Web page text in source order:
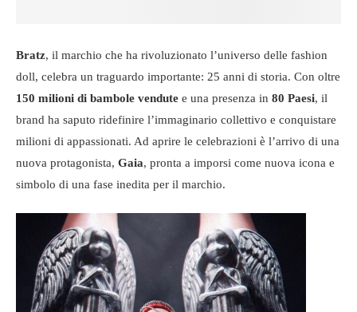
Bratz, il marchio che ha rivoluzionato l’universo delle fashion
doll, celebra un traguardo importante: 25 anni di storia. Con oltre
150 milioni di bambole vendute e una presenza in 80 Paesi, il
brand ha saputo ridefinire l’immaginario collettivo e conquistare
milioni di appassionati. Ad aprire le celebrazioni è l’arrivo di una
nuova protagonista, Gaia, pronta a imporsi come nuova icona e
simbolo di una fase inedita per il marchio.